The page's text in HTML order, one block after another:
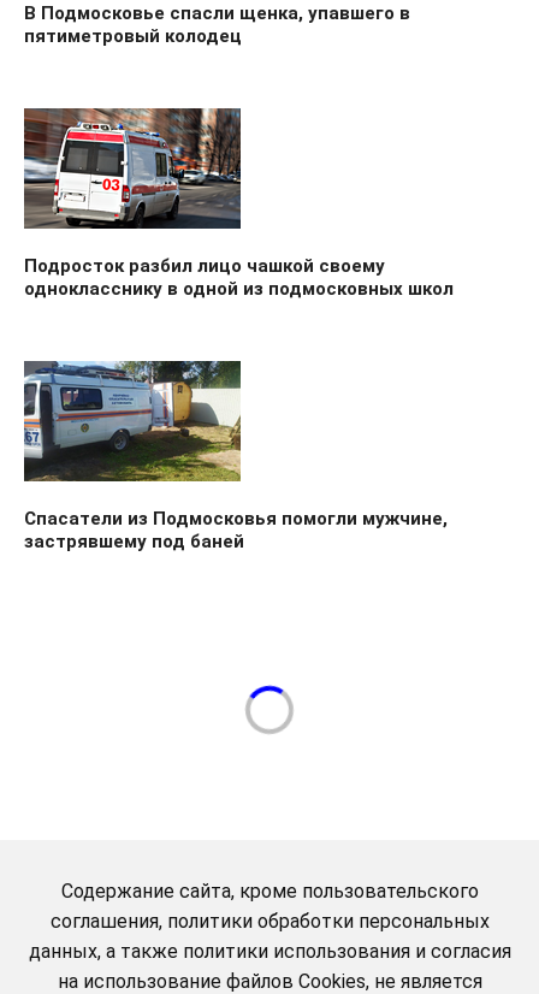
В Подмосковье спасли щенка, упавшего в
пятиметровый колодец
Подросток разбил лицо чашкой своему
однокласснику в одной из подмосковных школ
Спасатели из Подмосковья помогли мужчине,
застрявшему под баней
Содержание сайта, кроме пользовательского
соглашения, политики обработки персональных
данных, а также политики использования и согласия
на использование файлов Cookies, не является